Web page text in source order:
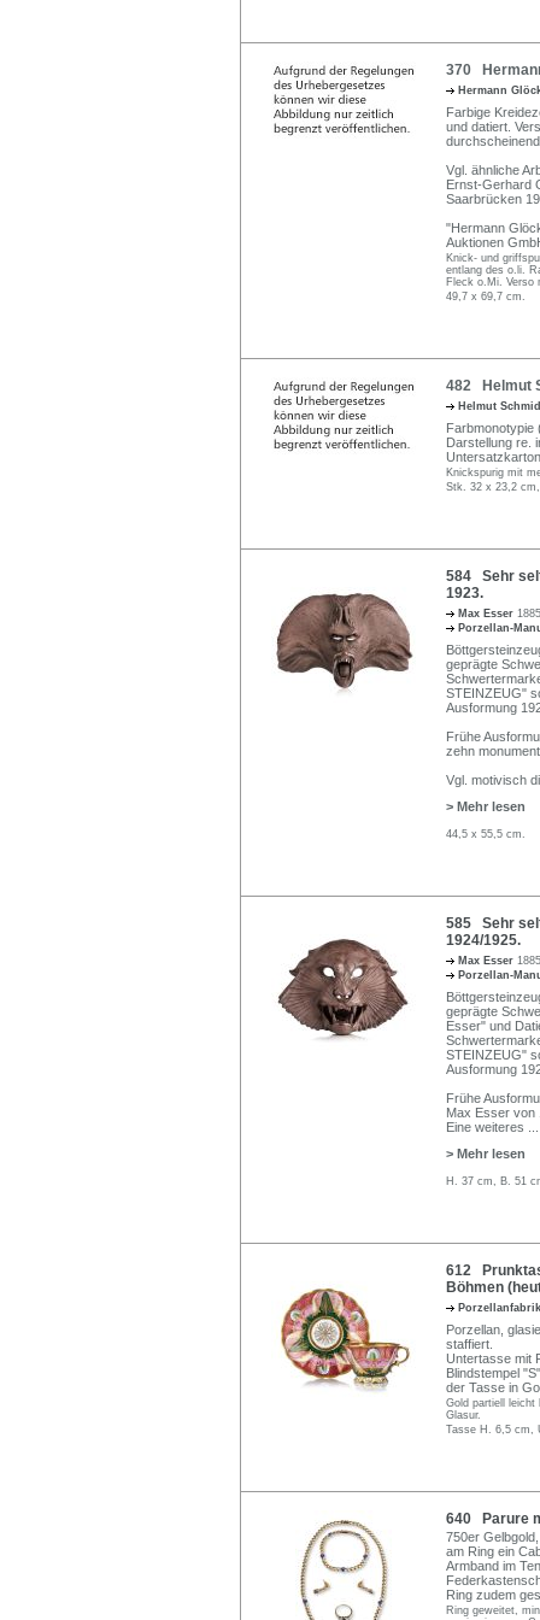
370
Hermann
Farbige
und datiert.
Vgl. ähnliche
Ernst-Gerhard
Saarbrücken
"Hermann
Auktionen
Knick- und
entlang des o.li.
Fleck o.Mi. Verso
49,7 x 69,7 cm.
482 Helmut
Helmut
Farbmonotypie
Darstellung re.
Knickspurig mit
Stk. 32 x 23,2
584 Sehr
1923.
Max Esser
Porzellan-
geprägte
STEINZEUG"
Ausformung
Frühe
zehn
Vgl. motivisch
> Mehr lesen
44,5 x 55,5 cm.
585 Sehr
1924/1925.
Max Esser
Porzellan-
geprägte
Esser" und
STEINZEUG"
Ausformung
Frühe
Max Esser von
Eine weiteres
> Mehr lesen
H. 37 cm, B. 51
612
Böhmen
Porzellan,
staffiert.
Untertasse mit
Blindstempel
der Tasse in
Gold partiell leicht
Glasur.
Tasse H. 6,5 cm,
640 Parure
750er
am Ring ein
Armband im
Ring zudem
Ring geweitet,